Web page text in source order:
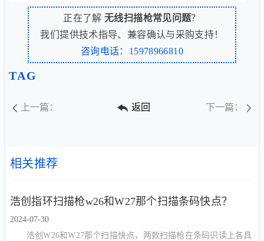
正在了解无线扫描枪常见问题？
我们提供技术指导、兼容确认与采购支持！
咨询电话：15978966810
TAG
上一篇： 返回 下一篇：
相关推荐
浩创指环扫描枪w26和W27那个扫描条码快点？
2024-07-30
浩创W26和W27那个扫描快点，两款扫描枪在条码识读上各具